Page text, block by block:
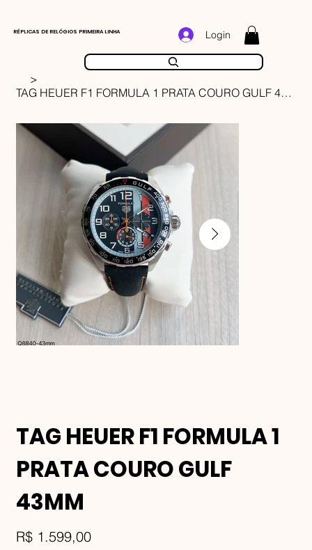
RÉPLICAS DE RELÓGIOS PRIMEIRA LINHA Login
>
TAG HEUER F1 FORMULA 1 PRATA COURO GULF 43MM
TAG HEUER F1 FORMULA 1
PRATA COURO GULF
43MM
Preço
R$ 1.599,00